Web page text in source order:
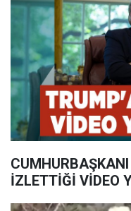
İZLETTİĞİ VİDEO